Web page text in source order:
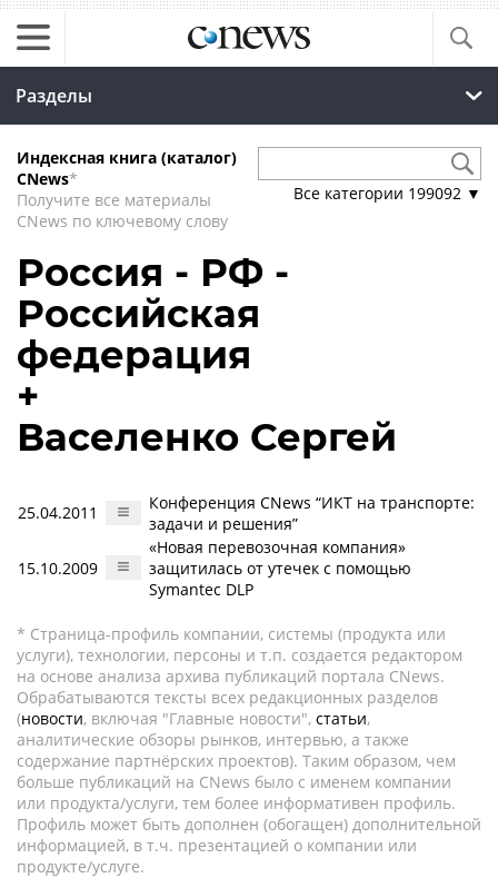
Разделы
Индексная книга (каталог)
CNews*
Получите все материалы
CNews по ключевому слову
Все категории 199092 ▼
Россия - РФ -
Российская
федерация
+
Васеленко Сергей
25.04.2011
Конференция CNews “ИКТ на транспорте:
задачи и решения”
15.10.2009
«Новая перевозочная компания»
защитилась от утечек с помощью
Symantec DLP
* Страница-профиль компании, системы (продукта или
услуги), технологии, персоны и т.п. создается редактором
на основе анализа архива публикаций портала CNews.
Обрабатываются тексты всех редакционных разделов
(новости, включая "Главные новости", статьи,
аналитические обзоры рынков, интервью, а также
содержание партнёрских проектов). Таким образом, чем
больше публикаций на CNews было с именем компании
или продукта/услуги, тем более информативен профиль.
Профиль может быть дополнен (обогащен) дополнительной
информацией, в т.ч. презентацией о компании или
продукте/услуге.